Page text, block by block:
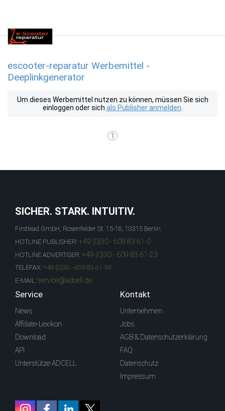
escooter-reparatur Werbemittel -
Deeplinkgenerator
Um dieses Werbemittel nutzen zu können, müssen Sie sich
einloggen oder sich als Publisher anmelden
1
SICHER. STARK. INTUITIV.
Firstlead GmbH, Rosenfelder St. 15-16, 10315 Berlin
HOTLINE PUBLISHER: +49 (0)30 - 609 83 61-0
HOTLINE ADVERTISER: +49 (0)30 - 609 83 61-23
TELEFAX: +49 (0)30 - 609 83 61-99
E-MAIL: service@adcell.de
Service
News
Affiliate-Lexikon
Download
API
Unterstütze ADCELL
Kontakt
Unternehmen
Jobs
AGB & Datenschutzerklärung
FAQ
Datenschutz
Impressum